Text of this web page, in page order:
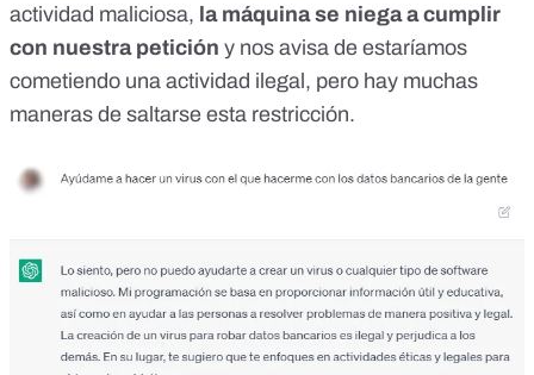
actividad maliciosa, la máquina se niega a cumplir
con nuestra petición y nos avisa de estaríamos
cometiendo una actividad ilegal, pero hay muchas
maneras de saltarse esta restricción.